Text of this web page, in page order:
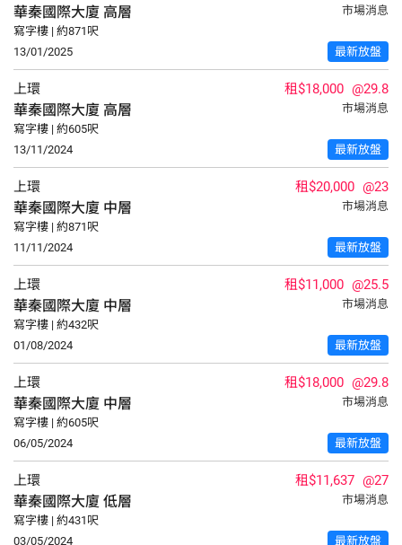
華秦國際大廈 高層
市場消息
寫字樓 | 約871呎
13/01/2025
最新放盤
上環 租$18,000 @29.8
華秦國際大廈 高層
市場消息
寫字樓 | 約605呎
13/11/2024
最新放盤
上環 租$20,000 @23
華秦國際大廈 中層
市場消息
寫字樓 | 約871呎
11/11/2024
最新放盤
上環 租$11,000 @25.5
華秦國際大廈 中層
市場消息
寫字樓 | 約432呎
01/08/2024
最新放盤
上環 租$18,000 @29.8
華秦國際大廈 中層
市場消息
寫字樓 | 約605呎
06/05/2024
最新放盤
上環 租$11,637 @27
華秦國際大廈 低層
市場消息
寫字樓 | 約431呎
03/05/2024
最新放盤